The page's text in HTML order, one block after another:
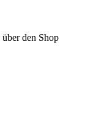
den Shop